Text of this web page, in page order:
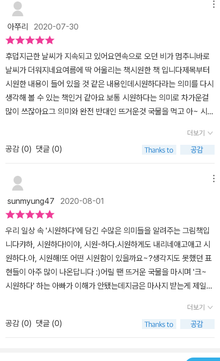
함께 어우러져 '시원하다'의 의미들을 어린 독자들이 한방에 이해하도
록 이끌어 주네요^^!!!시원-하고, 재미나고, 유익한 책 ^^즐겁게 잘 읽
었네요~~. 재미난 책 감사합니다!!
던 상황보다 더 많은 '시원한' 상황을 보여주는 책이다. ​ 지저분한
방을 깨끗이 청소하면 속이 시원해진다. 꽉 차오르는 감정을 눈물로
터트리면 마음이 시원해진다. 가려운 등을 정확히 긁어주면 시원하
고, 뜨거운 목욕물에 몸을 담그면 시원해진다. 막혔던 도로가 뻥 뚫리
면 시원하고, 더부룩한 속에서 트림이나 방귀가 나오면 시원해진다.
요즘같이 꿉꿉한 날씨에 미지근한 물로 씻고 나오면 시원해진다. 이
처럼 시원해지는, 시원한 상황은 수두룩하다. ​ 개인적으로 여러 상
황들이 이어지는 전개였다면 더 좋지 않았을까 싶었다. 아이도 보고
난 뒤 '시원하다, 시원하다, 그러다 끝나.'라고 했다. 얼토당토않지만
억지라도 인물이나 상황을 만들어 시원한 각각의 상황들이 연결되었
다면 좋았을 텐데, 란 아쉬움이 살짝 남았다. ​ 여름은 덥고, 더워서
까 싶다.
아쭈리 2020-07-30
후덥지근한 날씨가 지속되고 있어요연속으로 오던 비가 멈추니바로
날씨가 더워지네요여름에 딱 어울리는 책시원한 책 입니다제목부터
시원한 내용이 들어 있을 것 같은 내용인데시원하다라는 의미를 다시
생각해 볼 수 있는 책인거 같아요 보통 시원하다는 의미로 차가운걸
많이 쓰잖아요그 의미와 완전 반대인 뜨거운것 국물을 먹고 아~ 시원
림책을 보면 바로 알 수 있게 나와있어요 차가운 음료수를 먹으면서
아 시원하다얼음이 들어간 물이나 음료수를 먹으면 우리가 바로 하는
말이잖아요귀여운 그림과 함께 볼 수 있는 내용이라 좋아요선풍기 바
람이 시원할떄도 쓰고물을 맞을 때도우리가 시원하다라고 생각하는
말 밖에 몰랐는데이 책에서 나온 뜨거운 국물을 먹고 아 시원하다라
고 말하는 그림을 보고처음에 이해를 못하더라고요뜨거운 국물이 어
떻게 시원할 수 있냐고 ㅋㅋ아이한테는 그 의미를 알기까지 뜨거운
국물을 많이 마셔보고 느껴봐야할 것 같아요사전에서 배울 수 있었던
내용들을 그림책으로 알 수 있어서아이랑 시원하다라는 의미를 다시
알 수 있었던 책이였습니다 .~
더보기
공감 (0) 댓글 (0)
sunmyung47 2020-08-01
우리 일상 속 '시원하다'에 담긴 수많은 의미들을 알려주는 그림책입
니다캬하, 시원하다!이야, 시원-하다.시원하게도 내리네애고애고 시
원하다.아, 시원해!또 어떤 시원함이 있을까요~?생각지도 못했던 표
현들이 아주 많이 나온답니다 :)​어릴 땐 뜨거운 국물을 마시며 '크~
시원하다' 하는 아빠가 이해가 안됐는데지금은 마사지 받는게 제일
더보기
공감 (0) 댓글 (0)